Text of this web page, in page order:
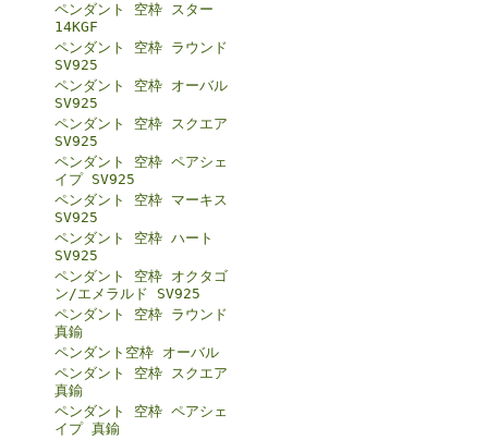
ペンダント 空枠 スター
14KGF
ペンダント 空枠 ラウンド
SV925
ペンダント 空枠 オーバル
SV925
ペンダント 空枠 スクエア
SV925
ペンダント 空枠 ペアシェ
イプ SV925
ペンダント 空枠 マーキス
SV925
ペンダント 空枠 ハート
SV925
ペンダント 空枠 オクタゴ
ン/エメラルド SV925
ペンダント 空枠 ラウンド
真鍮
ペンダント空枠 オーバル
ペンダント 空枠 スクエア
真鍮
ペンダント 空枠 ペアシェ
イプ 真鍮